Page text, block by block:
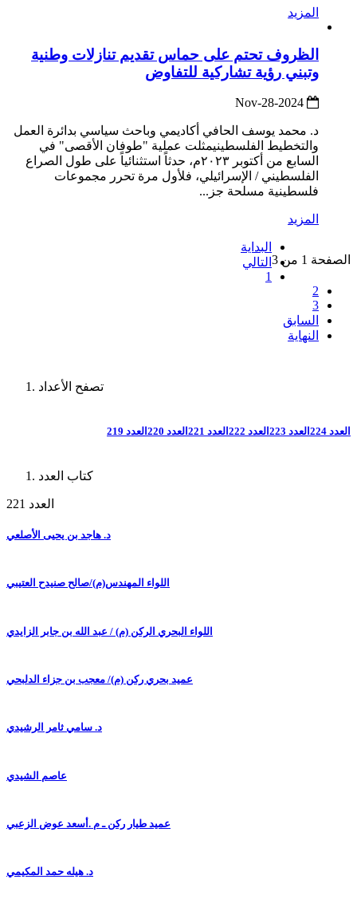
المزيد
الظروف تحتم على حماس تقديم تنازلات وطنية
وتبني رؤية تشاركية للتفاوض
د. محمد يوسف الحافي أكاديمي وباحث سياسي بدائرة العمل
والتخطيط الفلسطينيمثلت عملية "طوفان الأقصى" في
السابع من أكتوبر ٢٠٢٣م، حدثاً استثنائياً على طول الصراع
الفلسطيني / الإسرائيلي، فلأول مرة تحرر مجموعات
فلسطينية مسلحة جز...
المزيد
الصفحة 1 من 3
البداية
التالي
1
2
3
السابق
النهاية
تصفح الأعداد
العدد 224 العدد 223 العدد 222 العدد 221 العدد 220 العدد 219
كتاب العدد
العدد 221
د. هاجد بن يحيى الأصلعي
اللواء المهندس(م)/صالح صنيدح العتيبي
اللواء البحري الركن (م) / عبد الله بن جابر الزايدي
عميد بحري ركن (م)/ معجب بن جزاء الدلبحي
د. سامي ثامر الرشيدي
عاصم الشيدي
عميد طيار ركن ـ م .أسعد عوض الزعبي
د. هيله حمد المكيمي